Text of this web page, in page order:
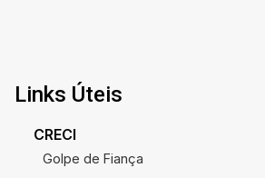
Links Úteis
CRECI
Golpe de Fiança